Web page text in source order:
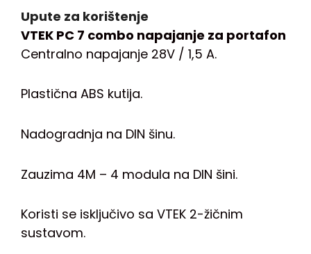
Upute za korištenje
VTEK PC 7 combo napajanje za portafon
Centralno napajanje 28V / 1,5 A.
Plastična ABS kutija.
Nadogradnja na DIN šinu.
Zauzima 4M – 4 modula na DIN šini.
Koristi se isključivo sa VTEK 2-žičnim
sustavom.